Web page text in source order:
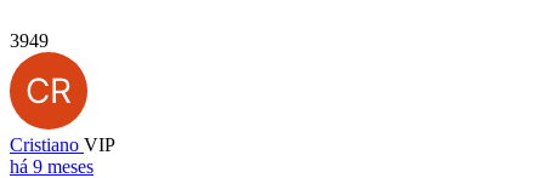
3949
Cristiano VIP
há 9 meses